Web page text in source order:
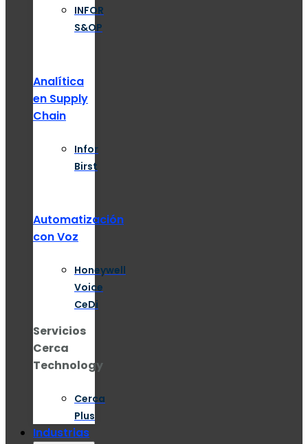
INFOR
S&OP
Analítica
en Supply
Chain
Infor
Birst
Automatización
con Voz
Honeywell
Voice
CeDi
Servicios
Cerca
Technology
Cerca
Plus
Industrias